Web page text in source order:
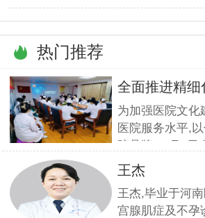
热门推荐
全面推进精
疗服
为加强医院文化
医院服务水平,
院品牌,11月5日
组织全员开展优
本期培训邀请到
计专家
王杰
王杰,毕业于河
宫腺肌症及不孕